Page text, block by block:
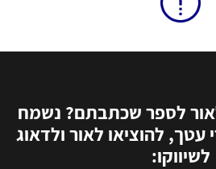
לספר שכתבתם? נשמח
עטך, להוציאו לאור ולדאוג
לשיווקו: